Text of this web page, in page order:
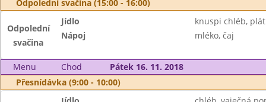
Odpolední svačina (15:00 - 16:00)
Odpolední
svačina
Jídlo
knuspi chléb,
Nápoj
mléko, čaj
Menu Chod
Pátek 16. 11. 2018
Přesnídávka (9:00 - 10:00)